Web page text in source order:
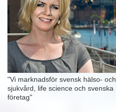
"Vi marknadsför svensk hälso- och
sjukvård, life science och svenska
företag"